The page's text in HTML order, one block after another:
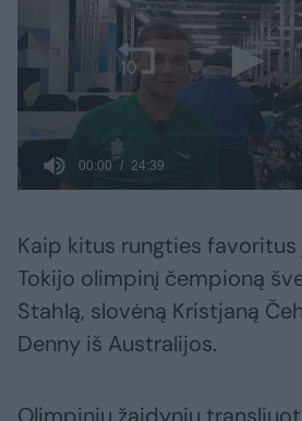
Kaip kitus rungties
Tokijo olimpinį čempioną
Stahlą, slovėną Kristjaną
Denny iš Australijos.